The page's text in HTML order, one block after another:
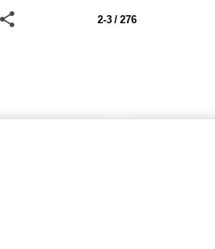
2-3 / 276